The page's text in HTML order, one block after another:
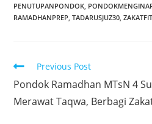
PENUTUPANPONDOK
RAMADHANPREP TADARUSJUZ30
Read
articles
Previous Post
Pondok Ramadhan MTsN 4
Merawat Taqwa, Berbagi